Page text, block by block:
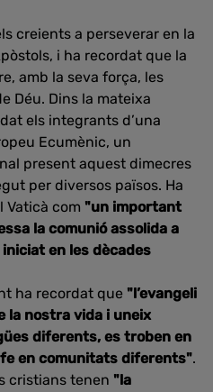
creients a perseverar en la
i ha recordat que la
amb la seva força, les
Déu. Dins la mateixa
els integrants d’una
Ecumènic, un
present aquest dimecres
per diversos països. Ha
Vaticà com "un important
la comunió assolida a
en les dècades
ha recordat que "l’evangeli
la nostra vida i uneix
diferents, es troben en
en comunitats diferents".
cristians tenen "la